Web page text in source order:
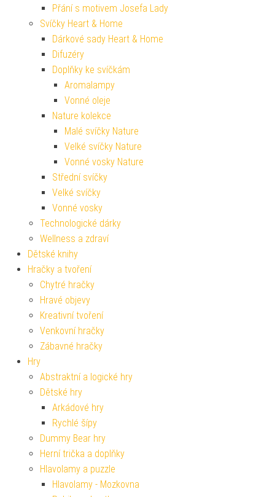
Přání s motivem Josefa Lady
Svíčky Heart & Home
Dárkové sady Heart & Home
Difuzéry
Doplňky ke svíčkám
Aromalampy
Vonné oleje
Nature kolekce
Malé svíčky Nature
Velké svíčky Nature
Vonné vosky Nature
Střední svíčky
Velké svíčky
Vonné vosky
Technologické dárky
Wellness a zdraví
Dětské knihy
Hračky a tvoření
Chytré hračky
Hravé objevy
Kreativní tvoření
Venkovní hračky
Zábavné hračky
Hry
Abstraktní a logické hry
Dětské hry
Arkádové hry
Rychlé šípy
Dummy Bear hry
Herní trička a doplňky
Hlavolamy a puzzle
Hlavolamy - Mozkovna